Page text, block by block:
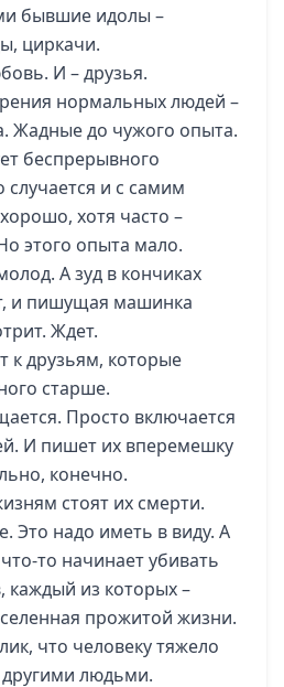
бывшие идолы –
циркачи.
И – друзья.
нормальных людей –
Жадные до чужого опыта.
беспрерывного
и с самим
хотя часто –
этого опыта мало.
А зуд в кончиках
и пишущая машинка
Ждет.
к друзьям, которые
старше.
Просто включается
И пишет их вперемешку
конечно.
стоят их смерти.
Это надо иметь в виду. А
то начинает убивать
каждый из которых –
прожитой жизни.
что человеку тяжело
людьми.